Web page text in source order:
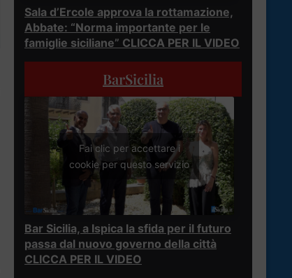
Sala d’Ercole approva la rottamazione,
Abbate: “Norma importante per le
famiglie siciliane” CLICCA PER IL VIDEO
BarSicilia
Fai clic per accettare i
cookie per questo servizio
Bar Sicilia, a Ispica la sfida per il futuro
passa dal nuovo governo della città
CLICCA PER IL VIDEO